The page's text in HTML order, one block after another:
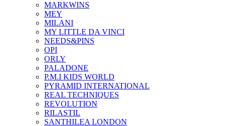
MARKWINS
MEY
MILANI
MY LITTLE DA VINCI
NEEDS&PINS
OPI
ORLY
PALADONE
P.M.I KIDS WORLD
PYRAMID INTERNATIONAL
REAL TECHNIQUES
REVOLUTION
RILASTIL
SANTHILEA LONDON